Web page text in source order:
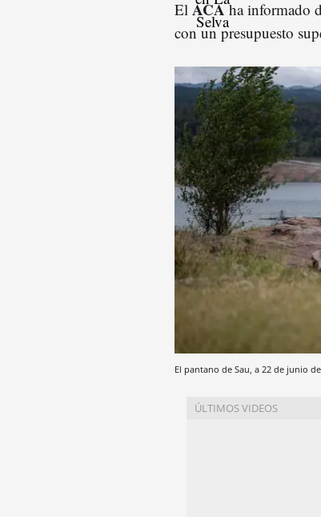
El ACAha informado
con un presupuesto
El pantano de Sau, a 22 de junio